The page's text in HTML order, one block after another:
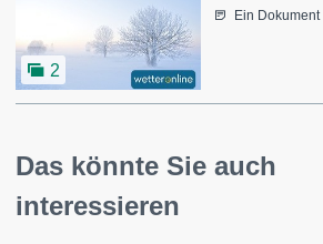
2
Ein Dokument
Das könnte Sie auch
interessieren